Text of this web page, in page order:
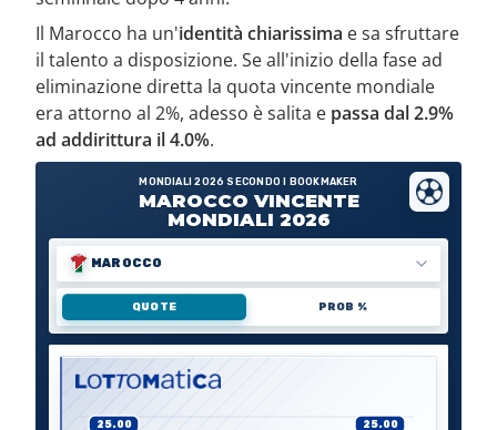
Il Marocco ha un'identità chiarissima e sa sfruttare
il talento a disposizione. Se all'inizio della fase ad
eliminazione diretta la quota vincente mondiale
era attorno al 2%, adesso è salita e passa dal 2.9%
ad addirittura il 4.0%.